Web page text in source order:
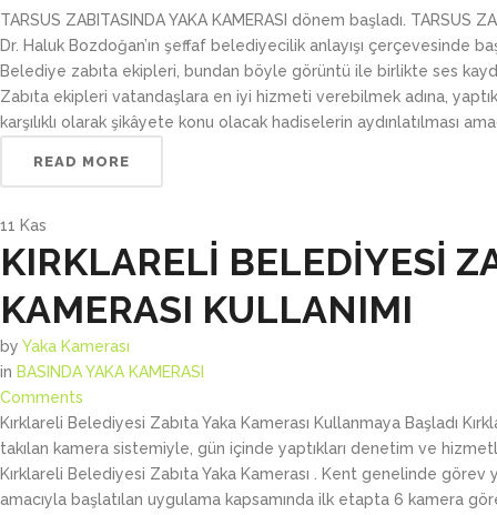
İTFAİYE YAKA KAMERASI
GÜVENLİK YAKA KAMERASI
DENETLEME YAKA KAMERASI
YAKA KAMERASI
TARSUS ZABITASINDA YAKA KAMERASI dönem başladı. TARSUS
Dr. Haluk Bozdoğan’ın şeffaf belediyecilik anlayışı çerçevesinde
Belediye zabıta ekipleri, bundan böyle görüntü ile birlikte ses
Zabıta ekipleri vatandaşlara en iyi hizmeti verebilmek adına,
karşılıklı olarak şikâyete konu olacak hadiselerin aydınlatılması
READ MORE
11 Kas
KIRKLARELİ BELEDİYESİ
KAMERASI KULLANIMI
by Yaka Kamerası
in BASINDA YAKA KAMERASI
Comments
Kırklareli Belediyesi Zabıta Yaka Kamerası Kullanmaya Başladı
takılan kamera sistemiyle, gün içinde yaptıkları denetim ve
Kırklareli Belediyesi Zabıta Yaka Kamerası . Kent genelinde
amacıyla başlatılan uygulama kapsamında ilk etapta 6 kamera